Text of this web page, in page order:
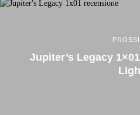
Jupiter’s Legacy